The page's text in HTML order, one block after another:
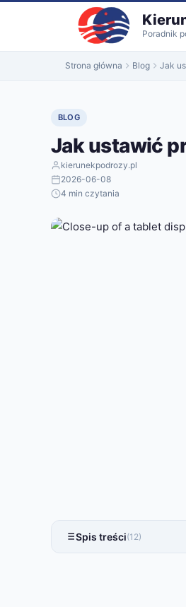
do
Poradnik
Strona główna Blog Jak
BLOG
Jak ustawić
kierunekpodrozy.pl
2026-06-08
4 min czytania
Spis treści(12)